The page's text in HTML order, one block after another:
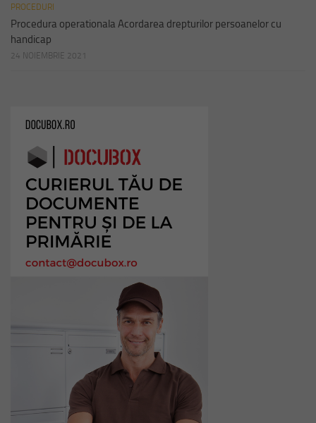
PROCEDURI
Procedura operationala Acordarea drepturilor persoanelor cu
handicap
24 NOIEMBRIE 2021